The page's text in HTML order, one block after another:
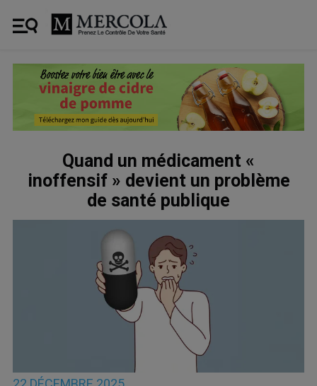
Quand un médicament «
inoffensif » devient un problème
de santé publique